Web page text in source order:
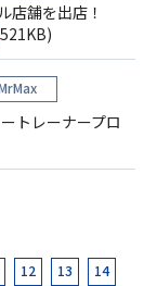
店舗を出店！
トレーナープロ
12 13
14